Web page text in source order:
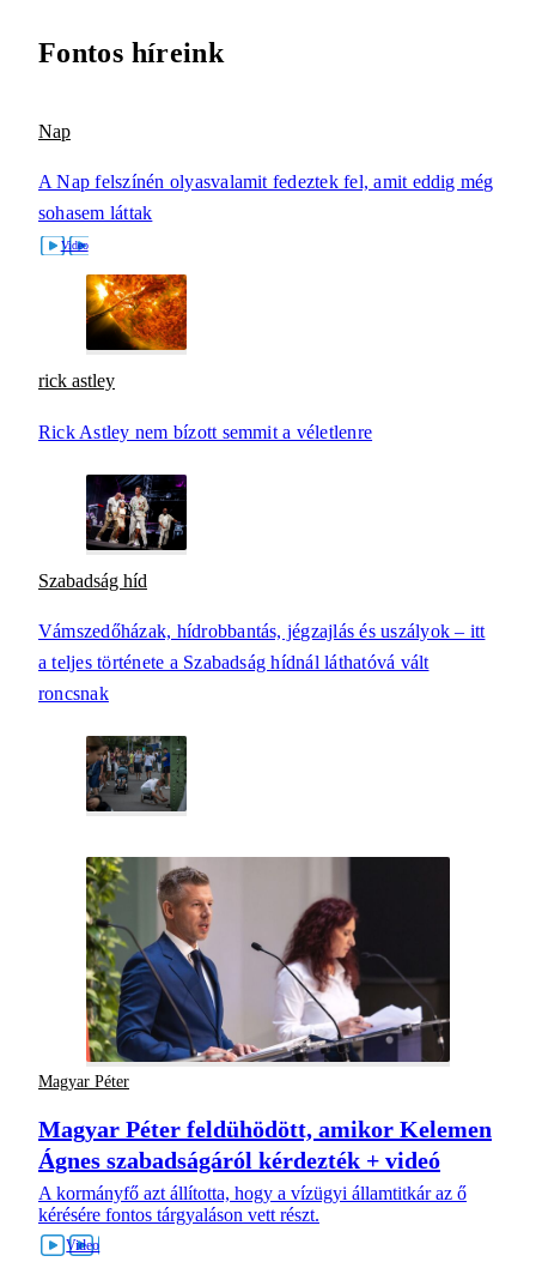
Fontos híreink
Nap
A Nap felszínén olyasvalamit fedeztek fel, amit eddig még
sohasem láttak
rick astley
Rick Astley nem bízott semmit a véletlenre
Szabadság híd
Vámszedőházak, hídrobbantás, jégzajlás és uszályok – itt
a teljes története a Szabadság hídnál láthatóvá vált
roncsnak
Magyar Péter
Magyar Péter feldühödött, amikor Kelemen
Ágnes szabadságáról kérdezték + videó
A kormányfő azt állította, hogy a vízügyi államtitkár az ő
kérésére fontos tárgyaláson vett részt.